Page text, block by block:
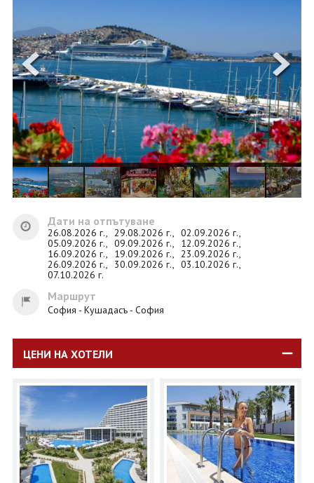
Дати на отпътуване
26.08.2026 г., 29.08.2026 г., 02.09.2026 г.,
05.09.2026 г., 09.09.2026 г.,
12.09.2026 г.,
16.09.2026 г.,
19.09.2026 г., 23.09.2026 г.,
26.09.2026 г.,
30.09.2026 г., 03.10.2026 г.,
07.10.2026 г.
Маршрут
София - Кушадасъ - София
ЦЕНИ НА ХОТЕЛИ